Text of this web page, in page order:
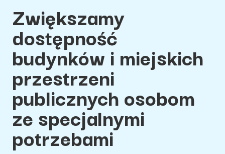
Zwiększamy
dostępność
budynków i miejskich
przestrzeni
publicznych osobom
ze specjalnymi
potrzebami